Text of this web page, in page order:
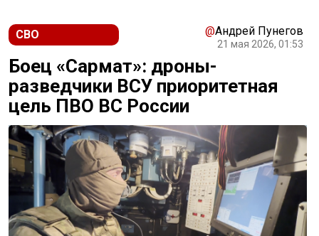
СВО @Андрей Пунегов
21 мая 2026, 01:53
Боец «Сармат»: дроны-
разведчики ВСУ приоритетная
цель ПВО ВС России